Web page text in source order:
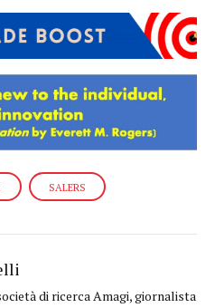
SALERS
di ricerca Amagi, giornalista